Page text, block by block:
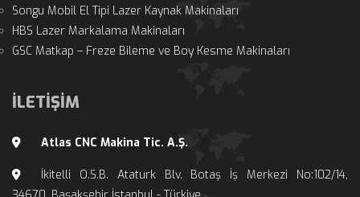
Songu Mobil El Tipi Lazer Kaynak Makinaları
HBS Lazer Markalama Makinaları
GSC Matkap – Freze Bileme ve Boy Kesme Makinaları
İLETİŞİM
Atlas CNC Makina Tic. A.Ş.
İkitelli O.S.B. Ataturk Blv. Botaş İş Merkezi No:102/14,